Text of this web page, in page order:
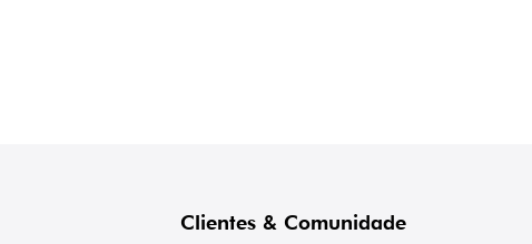
Clientes & Comunidade